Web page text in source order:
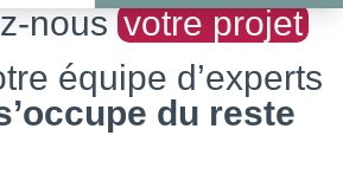
nousvotre projet
équipe d’experts
du reste